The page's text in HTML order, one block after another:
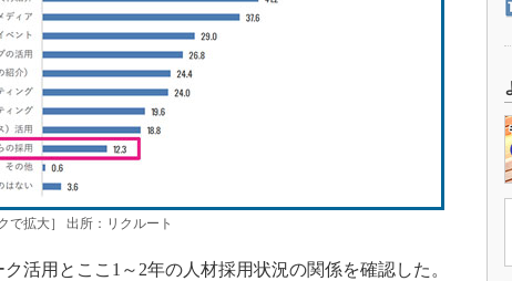
で拡大］ 出所：リクルート
活用とここ1～2年の人材採用状況の関係を確認した。